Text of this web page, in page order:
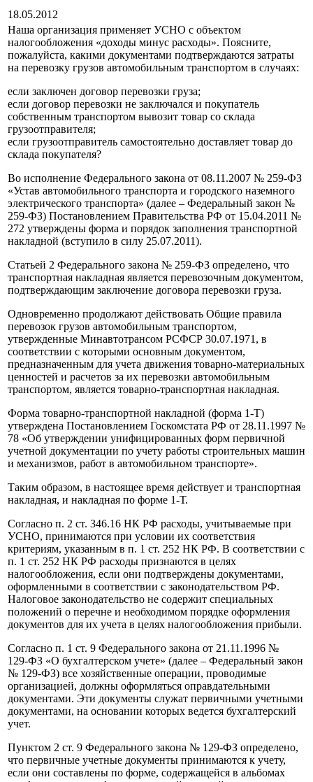
18.05.2012
Наша организация применяет УСНО с объектом
налогообложения «доходы минус расходы». Поясните,
пожалуйста, какими документами подтверждаются затраты
на перевозку грузов автомобильным транспортом в случаях:
если заключен договор перевозки груза;
если договор перевозки не заключался и покупатель
собственным транспортом вывозит товар со склада
грузоотправителя;
если грузоотправитель самостоятельно доставляет товар до
склада покупателя?
Во исполнение Федерального закона от 08.11.2007 № 259‑ФЗ
«Устав автомобильного транспорта и городского наземного
электрического транспорта» (далее – Федеральный закон №
259‑ФЗ) Постановлением Правительства РФ от 15.04.2011 №
272 утверждены форма и порядок заполнения транспортной
накладной (вступило в силу 25.07.2011).
Статьей 2 Федерального закона № 259‑ФЗ определено, что
транспортная накладная является перевозочным документом,
подтверждающим заключение договора перевозки груза.
Одновременно продолжают действовать Общие правила
перевозок грузов автомобильным транспортом,
утвержденные Минавтотрансом РСФСР 30.07.1971, в
соответствии с которыми основным документом,
предназначенным для учета движения товарно-материальных
ценностей и расчетов за их перевозки автомобильным
транспортом, является товарно-транспортная накладная.
Форма товарно-транспортной накладной (форма 1‑Т)
утверждена Постановлением Госкомстата РФ от 28.11.1997 №
78 «Об утверждении унифицированных форм первичной
учетной документации по учету работы строительных машин
и механизмов, работ в автомобильном транспорте».
Таким образом, в настоящее время действует и транспортная
накладная, и накладная по форме 1‑Т.
Согласно п. 2 ст. 346.16 НК РФ расходы, учитываемые при
УСНО, принимаются при условии их соответствия
критериям, указанным в п. 1 ст. 252 НК РФ. В соответствии с
п. 1 ст. 252 НК РФ расходы признаются в целях
налогообложения, если они подтверждены документами,
оформленными в соответствии с законодательством РФ.
Налоговое законодательство не содержит специальных
положений о перечне и необходимом порядке оформления
документов для их учета в целях налогообложения прибыли.
Согласно п. 1 ст. 9 Федерального закона от 21.11.1996 №
129‑ФЗ «О бухгалтерском учете» (далее – Федеральный закон
№ 129‑ФЗ) все хозяйственные операции, проводимые
организацией, должны оформляться оправдательными
документами. Эти документы служат первичными учетными
документами, на основании которых ведется бухгалтерский
учет.
Пунктом 2 ст. 9 Федерального закона № 129‑ФЗ определено,
что первичные учетные документы принимаются к учету,
если они составлены по форме, содержащейся в альбомах